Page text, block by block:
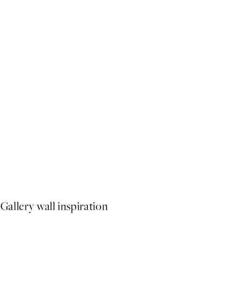
Gallery wall inspiration